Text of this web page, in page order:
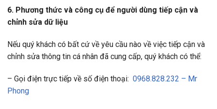
6. Phương thức và công cụ để người dùng tiếp cận và
chỉnh sửa dữ liệu
Nếu quý khách có bất cứ về yêu cầu nào về việc tiếp cận và
chỉnh sửa thông tin cá nhân đã cung cấp, quý khách có thể:
– Gọi điện trực tiếp về số điện thoại: 0968.828.232 – Mr
Phong